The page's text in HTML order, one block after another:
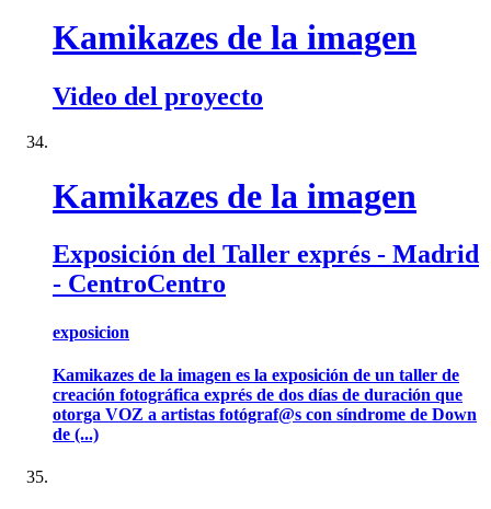
Kamikazes de la imagen
Video del proyecto
Kamikazes de la imagen
Exposición del Taller exprés - Madrid
- CentroCentro
exposicion
Kamikazes de la imagen es la exposición de un taller de
creación fotográfica exprés de dos días de duración que
otorga VOZ a artistas fotógraf@s con síndrome de Down
de (...)